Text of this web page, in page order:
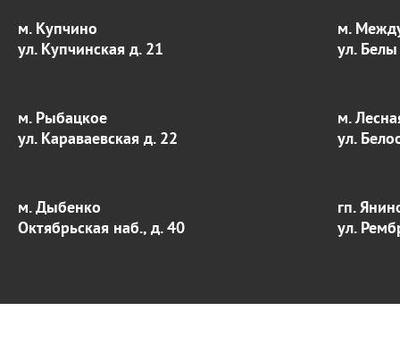
м. Купчино
ул. Купчинская д. 21
м.
ул.
м. Рыбацкое
ул. Караваевская д. 22
м.
ул.
м. Дыбенко
Октябрьская наб., д. 40
гп.
ул.